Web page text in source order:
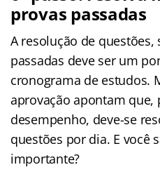
provas passadas
A resolução de
passadas deve ser um
cronograma de estudos.
aprovação apontam
desempenho, deve-se
questões por dia. E você
importante?